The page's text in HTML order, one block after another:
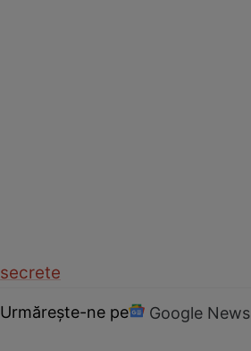
secrete
Urmărește-ne pe Google News